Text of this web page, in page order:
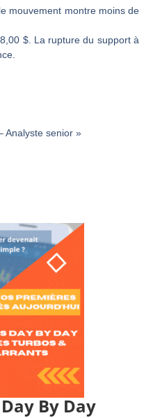
Les investisseurs y croient toujours | Point Stratégique Hebdomadaire – Éric Galiègue
mouvement montre moins de
$. La rupture du support à
Analyste senior »
By Day